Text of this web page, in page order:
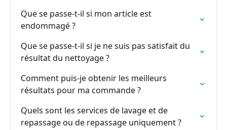
Que se passe-t-il si mon article est
endommagé ?
Que se passe-t-il si je ne suis pas satisfait du
résultat du nettoyage ?
Comment puis-je obtenir les meilleurs
résultats pour ma commande ?
Quels sont les services de lavage et de
repassage ou de repassage uniquement ?